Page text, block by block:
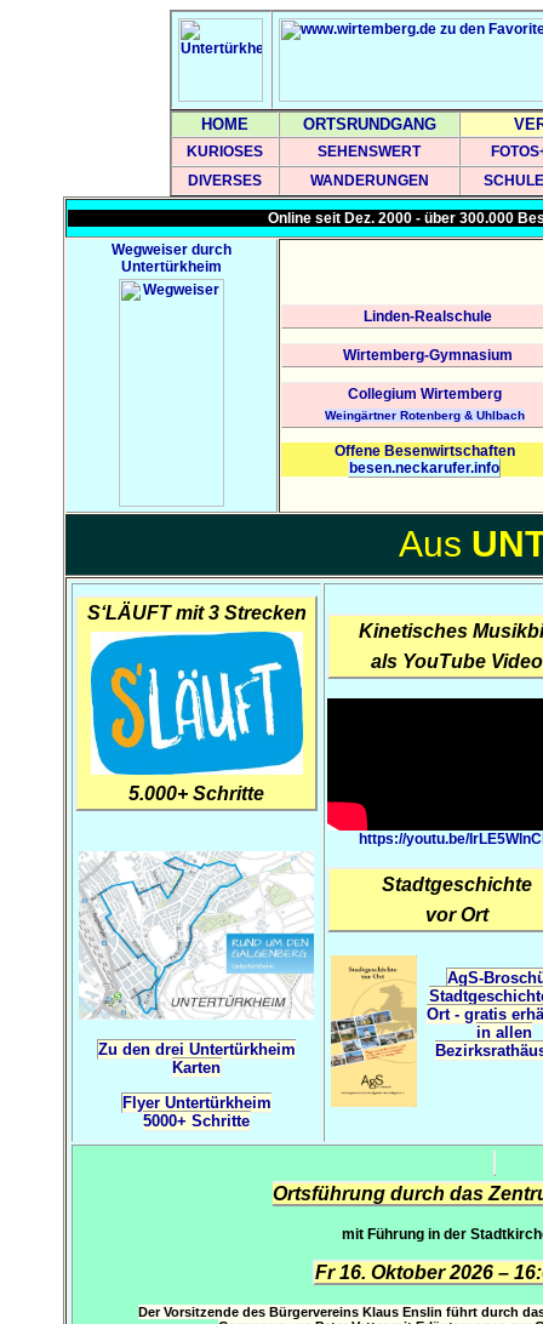
HOME ORTSRUNDGANG
KURIOSES SEHENSWERT
DIVERSES
WANDERUNGEN
Online seit Dez. 2000 - über 300.000
Wegweiser durch
Untertürkheim
Linden-Realschule
Wirtemberg-Gymnasium
Collegium Wirtemberg
Weingärtner Rotenberg & Uhlbach
Offene Besenwirtschaften
besen.neckarufer.info
Aus
S‘LÄUFT mit 3 Strecken
5.000+ Schritte
Zu den drei Untertürkheim
Karten
Flyer Untertürkheim
5000+ Schritte
Kinetisches
als YouTube Video
https://youtu.be/
Stadtgeschichte
vor Ort
AgS-
Ort - gratis
in allen
Ortsführung durch das
mit Führung in der
Fr 16. Oktober 2026 –
Der Vorsitzende des Bürgervereins Klaus Enslin führt durch